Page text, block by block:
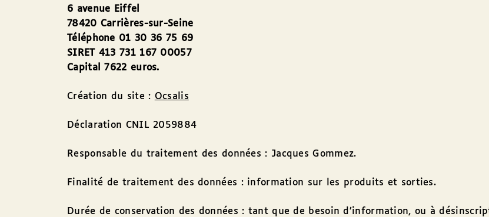
6 avenue Eiffel
78420 Carrières-sur-Seine
Téléphone 01 30 36 75 69
SIRET 413 731 167 00057
Capital 7622 euros.
Création du site : Ocsalis
Déclaration CNIL 2059884
Responsable du traitement des données : Jacques Gommez.
Finalité de traitement des données : information sur les produits et sorties.
Durée de conservation des données : tant que de besoin d’information, ou à